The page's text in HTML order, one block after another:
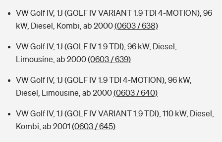
VW Golf IV, 1J (GOLF IV VARIANT 1.9 TDI 4-MOTION), 96
kW, Diesel, Kombi, ab 2000(0603 / 638)
VW Golf IV, 1J (GOLF IV 1.9 TDI), 96 kW, Diesel,
Limousine, ab 2000(0603 / 639)
VW Golf IV, 1J (GOLF IV 1.9 TDI 4-MOTION), 96 kW,
Diesel, Limousine, ab 2000(0603 / 640)
VW Golf IV, 1J (GOLF IV VARIANT 1.9 TDI), 110 kW, Diesel,
Kombi, ab 2001 (0603 / 645)